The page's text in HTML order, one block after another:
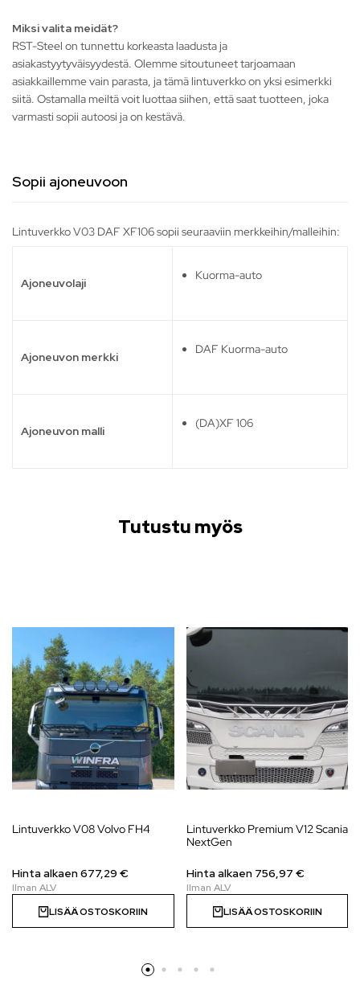
Miksi valita meidät?
RST-Steel on tunnettu korkeasta laadusta ja
asiakastyytyväisyydestä. Olemme sitoutuneet tarjoamaan
asiakkaillemme vain parasta, ja tämä lintuverkko on yksi esimerkki
siitä. Ostamalla meiltä voit luottaa siihen, että saat tuotteen, joka
varmasti sopii autoosi ja on kestävä.
Sopii ajoneuvoon
Lintuverkko V03 DAF XF106 sopii seuraaviin merkkeihin/malleihin:
Ajoneuvolaji
Kuorma-auto
Ajoneuvon merkki
DAF Kuorma-auto
Ajoneuvon malli
(DA)XF 106
Tutustu myös
Lintuverkko V08 Volvo FH4
Hinta alkaen677,29 €
LISÄÄ OSTOSKORIIN
Lintuverkko Premium V12 Scania
NextGen
Hinta alkaen 756,97 €
LISÄÄ OSTOSKORIIN